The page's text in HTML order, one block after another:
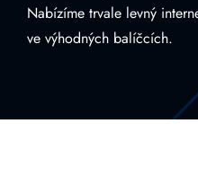
Nabízíme trvale levný
ve výhodných balíčcích.